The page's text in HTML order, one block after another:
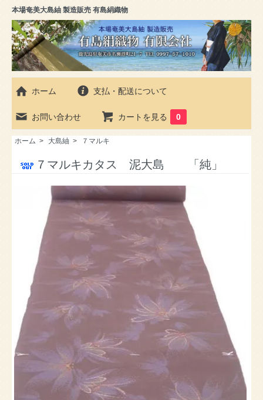
本場奄美大島紬 製造販売 有島絹織物
ホーム 支払・配送について
お問い合わせ カートを見る 0
ホーム > 大島紬 > ７マルキ
７マルキカタス 泥大島 「純」